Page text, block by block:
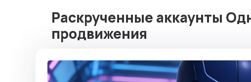
Раскрученные аккаунты
продвижения